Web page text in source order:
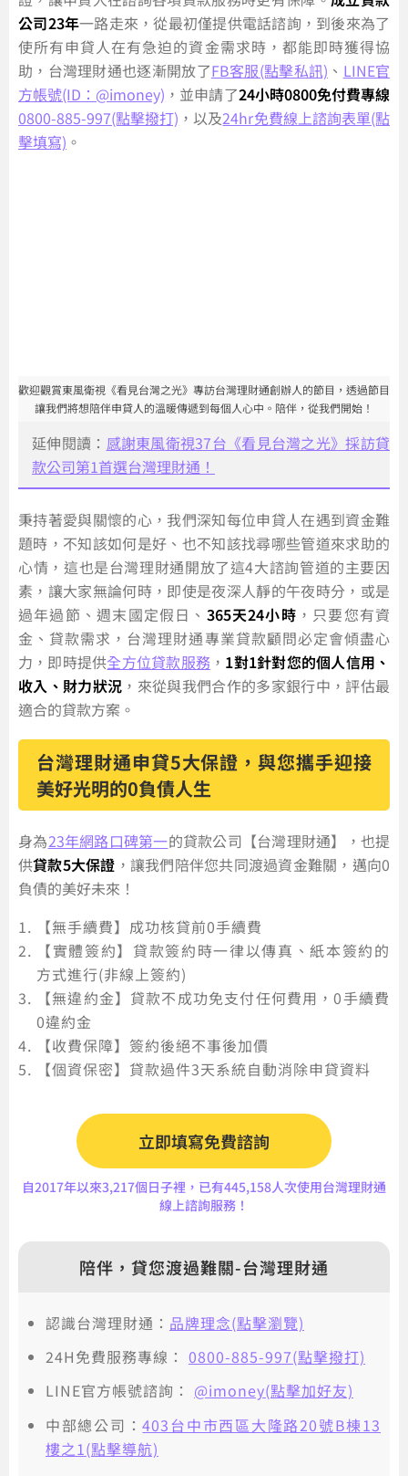
公司23年一路走來，從最初僅提供電話諮詢，到後來為了
使所有申貸人在有急迫的資金需求時，都能即時獲得協
助，台灣理財通也逐漸開放了FB客服(點擊私訊) 、 LINE官
方帳號(ID：@imoney) ，並申請了24小時0800免付費專線
0800-885-997(點擊撥打) ，以及24hr免費線上諮詢表單(點
擊填寫) 。
歡迎觀賞東風衛視《看見台灣之光》專訪台灣理財通創辦人的節目，透過節目
讓我們將想陪伴申貸人的溫暖傳遞到每個人心中。陪伴，從我們開始！
延伸閱讀： 感謝東風衛視37台《看見台灣之光》採訪貸
款公司第1首選台灣理財通！
秉持著愛與關懷的心，我們深知每位申貸人在遇到資金難
題時，不知該如何是好、也不知該找尋哪些管道來求助的
心情，這也是台灣理財通開放了這4大諮詢管道的主要因
素，讓大家無論何時，即使是夜深人靜的午夜時分，或是
過年過節、週末國定假日、 365天24小時 ，只要您有資
金、貸款需求，台灣理財通專業貸款顧問必定會傾盡心
力，即時提供全方位貸款服務 ， 1對1針對您的個人信用、
收入、財力狀況 ，來從與我們合作的多家銀行中，評估最
適合的貸款方案。
台灣理財通申貸5大保證，與您攜手迎接
美好光明的0負債人生
身為23年網路口碑第一的貸款公司【台灣理財通】，也提
供貸款5大保證 ，讓我們陪伴您共同渡過資金難關，邁向0
負債的美好未來！
【無手續費】成功核貸前0手續費
【實體簽約】貸款簽約時一律以傳真、紙本簽約的
方式進行(非線上簽約)
【無違約金】貸款不成功免支付任何費用，0手續費
0違約金
【收費保障】簽約後絕不事後加價
【個資保密】貸款過件3天系統自動消除申貸資料
立即填寫免費諮詢
自2017年以來3,217個日子裡，已有445,158人次使用台灣理財通
線上諮詢服務！
陪伴，貸您渡過難關-台灣理財通
認識台灣理財通： 品牌理念(點擊瀏覽)
24H免費服務專線： 0800-885-997(點擊撥打)
LINE官方帳號諮詢： @imoney(點擊加好友)
中部總公司：403台中市西區大隆路20號B棟13
樓之1(點擊導航)